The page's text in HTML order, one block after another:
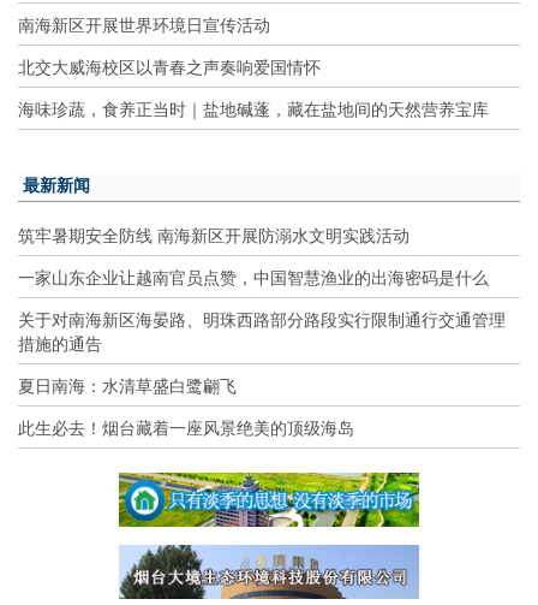
南海新区开展世界环境日宣传活动
北交大威海校区以青春之声奏响爱国情怀
海味珍蔬，食养正当时｜盐地碱蓬，藏在盐地间的天然营养宝库
最新新闻
筑牢暑期安全防线 南海新区开展防溺水文明实践活动
一家山东企业让越南官员点赞，中国智慧渔业的出海密码是什么
关于对南海新区海晏路、明珠西路部分路段实行限制通行交通管理
措施的通告
夏日南海：水清草盛白鹭翩飞
此生必去！烟台藏着一座风景绝美的顶级海岛